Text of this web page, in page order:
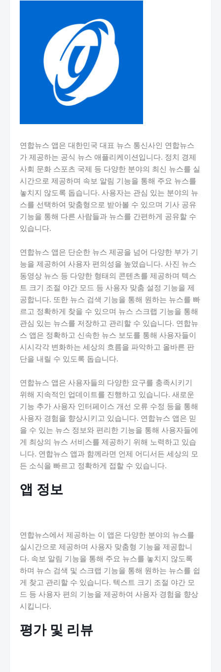
연합뉴스 앱은 대한민국 대표 뉴스 통신사인 연합뉴스
가 제공하는 공식 뉴스 애플리케이션입니다. 정치 경제
사회 문화 스포츠 국제 등 다양한 분야의 최신 뉴스를 실
시간으로 제공하며 속보 알림 기능을 통해 주요 뉴스를
놓치지 않도록 돕습니다. 사용자는 관심 있는 분야의 뉴
스를 선택하여 맞춤형으로 받아볼 수 있으며 기사 공유
기능을 통해 다른 사람들과 뉴스를 간편하게 공유할 수
있습니다.
연합뉴스 앱은 단순한 뉴스 제공을 넘어 다양한 부가 기
능을 제공하여 사용자 편의성을 높였습니다. 사진 뉴스
동영상 뉴스 등 다양한 형태의 콘텐츠를 제공하며 텍스
트 크기 조절 야간 모드 등 사용자 맞춤 설정 기능을 제
공합니다. 또한 뉴스 검색 기능을 통해 원하는 뉴스를 빠
르고 정확하게 찾을 수 있으며 뉴스 스크랩 기능을 통해
관심 있는 뉴스를 저장하고 관리할 수 있습니다. 연합뉴
스 앱은 정확하고 신속한 뉴스 보도를 통해 사용자들이
시시각각 변화하는 세상의 흐름을 파악하고 올바른 판
단을 내릴 수 있도록 돕습니다.
연합뉴스 앱은 사용자들의 다양한 요구를 충족시키기
위해 지속적인 업데이트를 진행하고 있습니다. 새로운
기능 추가 사용자 인터페이스 개선 오류 수정 등을 통해
사용자 경험을 향상시키고 있습니다. 연합뉴스 앱은 믿
을 수 있는 뉴스 정보와 편리한 기능을 통해 사용자들에
게 최상의 뉴스 서비스를 제공하기 위해 노력하고 있습
니다. 연합뉴스 앱과 함께라면 언제 어디서든 세상의 모
든 소식을 빠르고 정확하게 접할 수 있습니다.
앱 정보
연합뉴스에서 제공하는 이 앱은 다양한 분야의 뉴스를
실시간으로 제공하며 사용자 맞춤형 기능을 제공합니
다. 속보 알림 기능을 통해 주요 뉴스를 놓치지 않도록
하며 뉴스 검색 및 스크랩 기능을 통해 원하는 뉴스를 쉽
게 찾고 관리할 수 있습니다. 텍스트 크기 조절 야간 모
드 등 사용자 편의 기능을 제공하여 사용자 경험을 향상
시킵니다.
평가 및 리뷰